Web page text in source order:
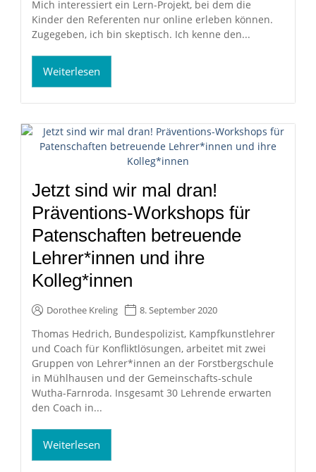
Mich interessiert ein Lern-Projekt, bei dem die
Kinder den Referenten nur online erleben können.
Zugegeben, ich bin skeptisch. Ich kenne den...
Weiterlesen
Jetzt sind wir mal dran!
Präventions-Workshops für
Patenschaften betreuende
Lehrer*innen und ihre
Kolleg*innen
Dorothee Kreling 8. September 2020
Thomas Hedrich, Bundespolizist, Kampfkunstlehrer
und Coach für Konfliktlösungen, arbeitet mit zwei
Gruppen von Lehrer*innen an der Forstbergschule
in Mühlhausen und der Gemeinschafts-schule
Wutha-Farnroda. Insgesamt 30 Lehrende erwarten
den Coach in...
Weiterlesen